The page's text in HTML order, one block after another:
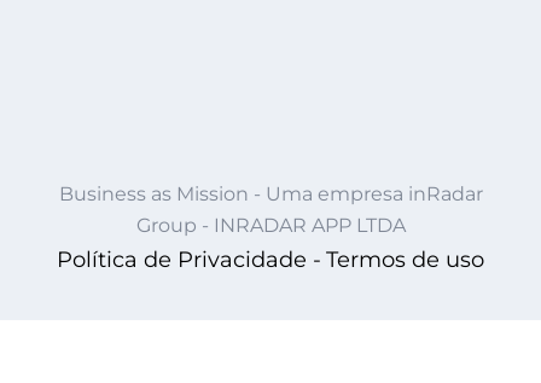
Business as Mission - Uma empresa inRadar
Group - INRADAR APP LTDA
Política de Privacidade - Termos de uso